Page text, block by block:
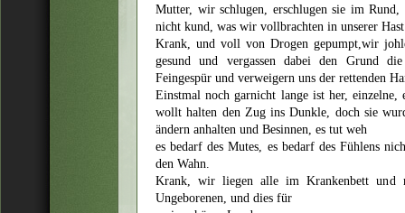
Mutter, wir schlugen, erschlugen sie im Rund,
nicht kund, was wir vollbrachten in unserer
Krank, und voll von Drogen gepumpt,wir
gesund und vergassen dabei den Grund
Feingespür und verweigern uns der rettenden
Einstmal noch garnicht lange ist her, einzelne,
wollt halten den Zug ins Dunkle, doch sie
ändern anhalten und Besinnen, es tut weh
es bedarf des Mutes, es bedarf des Fühlens
den Wahn.
Krank, wir liegen alle im Krankenbett und
Ungeborenen, und dies für